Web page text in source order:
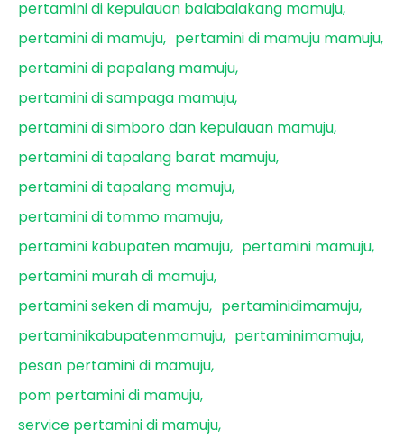
pertamini di kepulauan balabalakang mamuju
pertamini di mamuju
pertamini di mamuju mamuju
pertamini di papalang mamuju
pertamini di sampaga mamuju
pertamini di simboro dan kepulauan mamuju
pertamini di tapalang barat mamuju
pertamini di tapalang mamuju
pertamini di tommo mamuju
pertamini kabupaten mamuju
pertamini mamuju
pertamini murah di mamuju
pertamini seken di mamuju
pertaminidimamuju
pertaminikabupatenmamuju
pertaminimamuju
pesan pertamini di mamuju
pom pertamini di mamuju
service pertamini di mamuju